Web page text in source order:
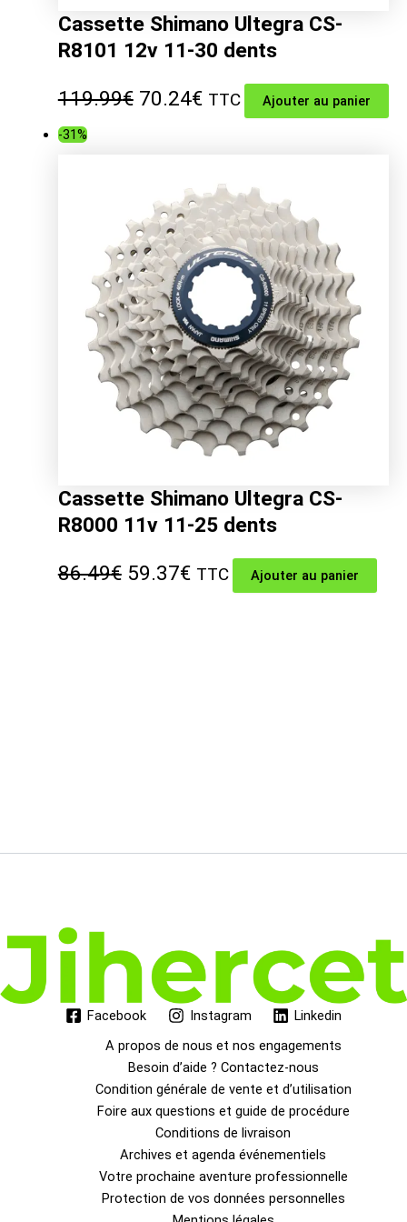
Cassette Shimano Ultegra CS-
R8101 12v 11-30 dents
119.99€ Le
était :
119.99€.
70.24€Le
est :
70.24€.
TTC Ajouter au panier
-31%
Cassette Shimano Ultegra CS-
R8000 11v 11-25 dents
86.49€ Le
59.37€Le
TTC Ajouter au panier
Facebook Instagram
Linkedin
A propos de nous et nos engagements
Besoin d’aide ? Contactez-nous
Condition générale de vente et d’utilisation
Foire aux questions et guide de procédure
Conditions de livraison
Archives et agenda événementiels
Votre prochaine aventure professionnelle
Protection de vos données personnelles